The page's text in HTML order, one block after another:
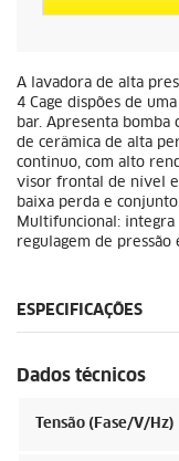
A lavadora de alta
4 Cage dispões de
bar. Apresenta bomba
de cerâmica de alta
continuo, com alto
visor frontal de nível e
baixa perda e
Multifuncional: integra
regulagem de pressão
ESPECIFICAÇÕES
Dados técnicos
Tensão (Fase/V/Hz)